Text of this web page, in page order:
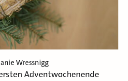
Wressnigg
Adventwochenende